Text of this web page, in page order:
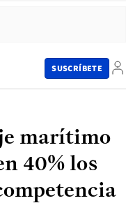
SUSCRÍBETE
marítimo
40% los